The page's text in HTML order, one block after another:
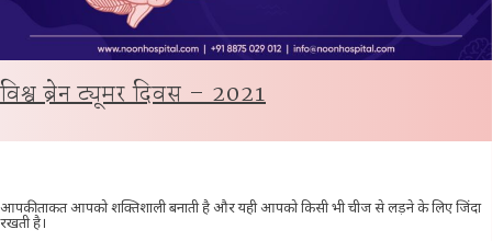
विश्व ब्रेन ट्यूमर दिवस – 2021
आपकी ताकत आपको शक्तिशाली बनाती है और यही आपको किसी भी चीज से लड़ने के लिए जिंदा
रखती है।